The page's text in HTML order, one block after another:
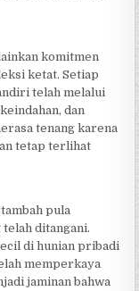
komitmen
ketat. Setiap
telah melalui
dan
tenang karena
tetap terlihat
pula
ditangani.
di hunian pribadi
memperkaya
jaminan bahwa